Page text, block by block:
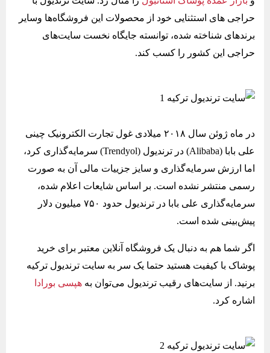
حراجی های استثنایی خود از محصولات این فروشگاه‌ها وسایر
برندهای شناخته شده، توانسته جایگاه نخست سایت‌های
حراجی این کشور را کسب کند.
در ماه ژوئن سال ۲۰۱۸ میلادی غول تجارت الکترونیک چینی
علی بابا (Alibaba) در ترندیول (Trendyol) سرمایه‌گذاری کرد،
اما ارزش سرمایه‌گذاری و سایز جزییات مالی آن به صورت
رسمی منتشر نشده است. بر اساس شایعات اعلام شده،
سرمایه‌گذاری علی بابا در ترندیول حدود ۷۵۰ میلیون دلار
پیش‌بینی شده است.
اگر شما هم به دنبال یک فروشگاه آنلاین معتبر برای خرید
پوشاک با کیفیت هستید حتما یک سر به سایت ترندیول ترکیه
برنید. از سایت‌های رقیب ترندیول می‌توان به هپسی بورادا
اشاره کرد.